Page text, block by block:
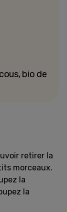
bio de
retirer la
morceaux.
la
la